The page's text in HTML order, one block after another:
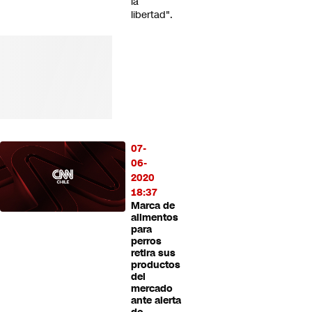
libertad".
07-
06-
2020
18:37
Marca de
alimentos
para
perros
retira sus
productos
del
mercado
ante alerta